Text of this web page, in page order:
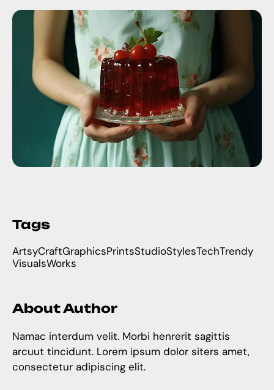
Tags
ArtsyCraftGraphicsPrintsStudioStylesTechTrendy
VisualsWorks
About Author
Namac interdum velit. Morbi henrerit sagittis
arcuut tincidunt. Lorem ipsum dolor siters amet,
consectetur adipiscing elit.